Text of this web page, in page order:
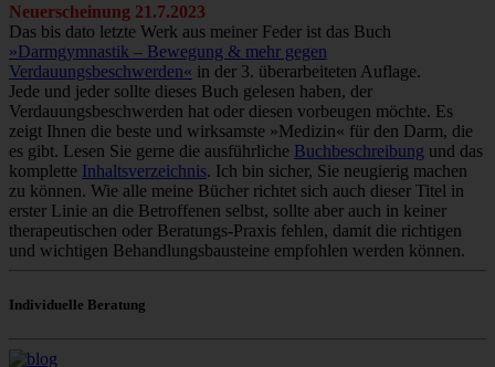
Neuerscheinung 21.7.2023
Das bis dato letzte Werk aus meiner Feder ist das Buch
»Darmgymnastik – Bewegung & mehr gegen
Verdauungsbeschwerden« in der 3. überarbeiteten Auflage.
Jede und jeder sollte dieses Buch gelesen haben, der
Verdauungsbeschwerden hat oder diesen vorbeugen möchte. Es
zeigt Ihnen die beste und wirksamste »Medizin« für den Darm, die
es gibt. Lesen Sie gerne die ausführliche Buchbeschreibung und das
komplette Inhaltsverzeichnis. Ich bin sicher, Sie neugierig machen
zu können. Wie alle meine Bücher richtet sich auch dieser Titel in
erster Linie an die Betroffenen selbst, sollte aber auch in keiner
therapeutischen oder Beratungs-Praxis fehlen, damit die richtigen
und wichtigen Behandlungsbausteine empfohlen werden können.
Individuelle Beratung